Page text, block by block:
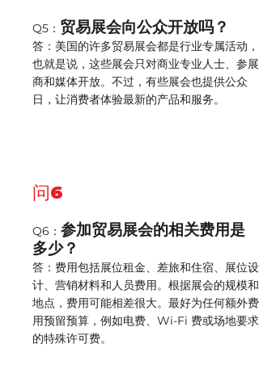
Q5： 贸易展会向公众开放吗？
答：美国的许多贸易展会都是行业专属活动，
也就是说，这些展会只对商业专业人士、参展
商和媒体开放。不过，有些展会也提供公众
日，让消费者体验最新的产品和服务。
问6
Q6： 参加贸易展会的相关费用是
多少？
答：费用包括展位租金、差旅和住宿、展位设
计、营销材料和人员费用。根据展会的规模和
地点，费用可能相差很大。最好为任何额外费
用预留预算，例如电费、Wi-Fi 费或场地要求
的特殊许可费。